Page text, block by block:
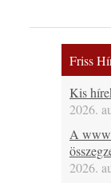
Friss
Kis
2026.
A
2026.